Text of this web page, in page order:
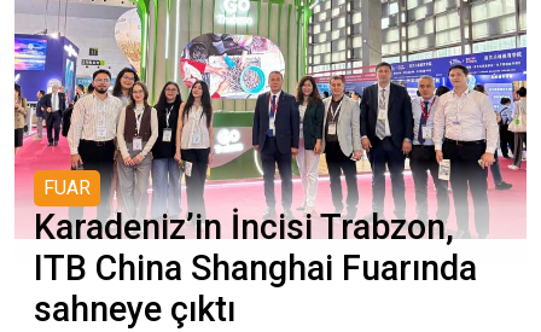
FUAR
Karadeniz’in İncisi Trabzon,
ITB China Shanghai Fuarında
sahneye çıktı